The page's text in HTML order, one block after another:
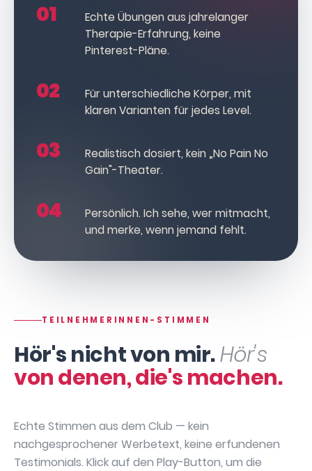
01
Echte Übungen aus jahrelanger
Therapie-Erfahrung, keine
Pinterest-Pläne.
02
Für unterschiedliche Körper, mit
klaren Varianten für jedes Level.
03
Realistisch dosiert, kein „No Pain No
Gain"-Theater.
04
Persönlich. Ich sehe, wer mitmacht,
und merke, wenn jemand fehlt.
TEILNEHMERINNEN-STIMMEN
Hör's nicht von mir.Hör's
von denen, die's machen.
Echte Stimmen aus dem Club — kein
nachgesprochener Werbetext, keine erfundenen
Testimonials. Klick auf den Play-Button, um die